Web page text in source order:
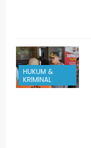
HUKUM &
KRIMINAL